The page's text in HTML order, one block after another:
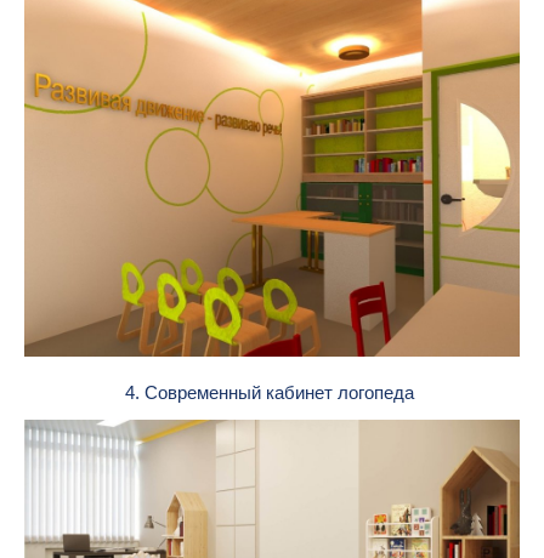
4. Современный кабинет логопеда